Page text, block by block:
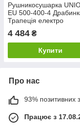
Рушникосушарка
EU 500-400-4
Трапеція електро
4 484 ₴
Купити
Про нас
93% позитивних з
Працює з